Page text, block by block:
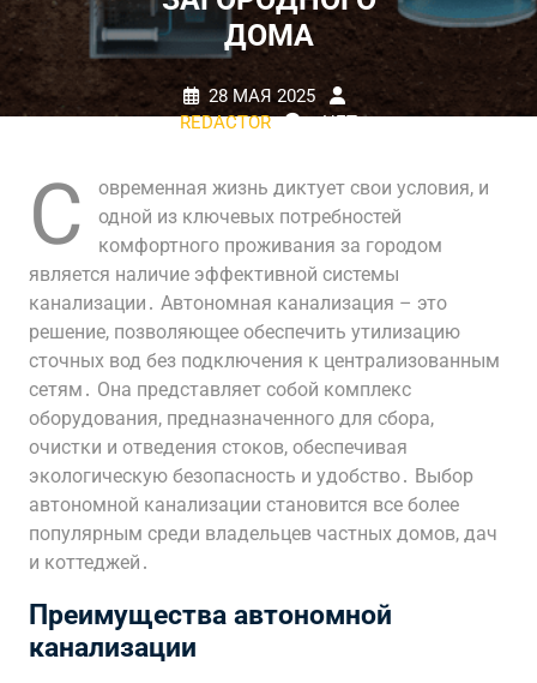
ДОМА
28 МАЯ 2025
REDACTOR
НЕТ
С
овременная жизнь диктует свои условия, и
одной из ключевых потребностей
комфортного проживания за городом
является наличие эффективной системы
канализации․ Автономная канализация – это
решение, позволяющее обеспечить утилизацию
сточных вод без подключения к централизованным
сетям․ Она представляет собой комплекс
оборудования, предназначенного для сбора,
очистки и отведения стоков, обеспечивая
экологическую безопасность и удобство․ Выбор
автономной канализации становится все более
популярным среди владельцев частных домов, дач
и коттеджей․
Преимущества автономной
канализации